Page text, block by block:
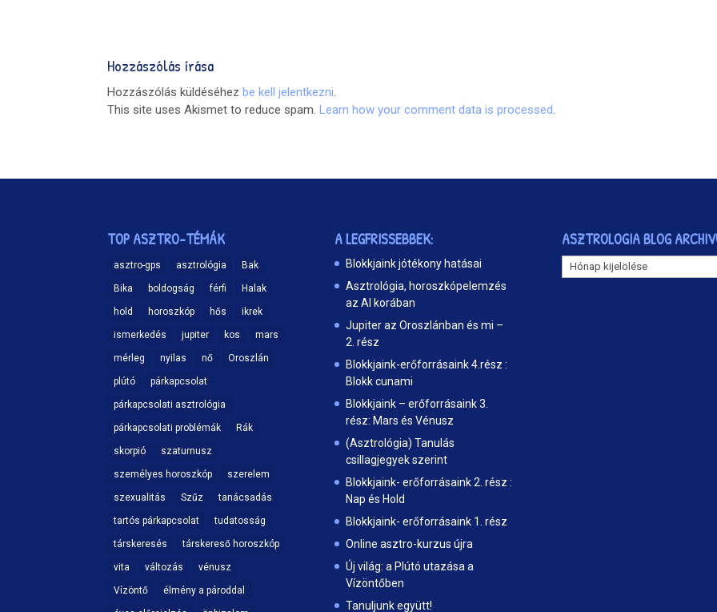
Hozzászólás írása
Hozzászólás küldéséhezbe kell jelentkezni.
This site uses Akismet to reduce spam.Learn how your comment data is processed.
TOP ASZTRO-TÉMÁK
asztro-gps asztrológia Bak
Bika boldogság férfi Halak
hold horoszkóp hős ikrek
ismerkedés jupiter kos mars
mérleg nyilas nő Oroszlán
plútó párkapcsolat
párkapcsolati asztrológia
párkapcsolati problémák Rák
skorpió szaturnusz
személyes horoszkóp szerelem
szexualitás Szűz tanácsadás
tartós párkapcsolat tudatosság
társkeresés társkereső horoszkóp
vita változás vénusz
Vízöntő élmény a pároddal
A LEGFRISSEBBEK:
Blokkjaink jótékony hatásai
Asztrológia, horoszkópelemzés
az AI korában
Jupiter az Oroszlánban és mi –
2. rész
Blokkjaink-erőforrásaink 4.rész :
Blokk cunami
Blokkjaink – erőforrásaink 3.
rész: Mars és Vénusz
(Asztrológia) Tanulás
csillagjegyek szerint
Blokkjaink- erőforrásaink 2. rész :
Nap és Hold
Blokkjaink- erőforrásaink 1. rész
Online asztro-kurzus újra
Új világ: a Plútó utazása a
Vízöntőben
Tanuljunk együtt!
ASZTROLOGIA BLOG
ASZTROLOGIA
BLOG